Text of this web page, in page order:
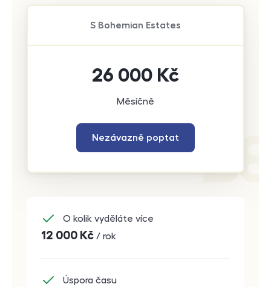
S Bohemian Estates
26 000 Kč
Měsíčně
Nezávazně poptat
O kolik vyděláte více
12 000 Kč / rok
Úspora času